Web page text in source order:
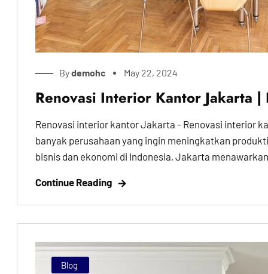
Bydemohc May 22, 2024
Renovasi Interior Kantor Jakarta |
Renovasi interior kantor Jakarta - Renovasi interior
banyak perusahaan yang ingin meningkatkan
bisnis dan ekonomi di Indonesia, Jakarta
Continue Reading
Blog